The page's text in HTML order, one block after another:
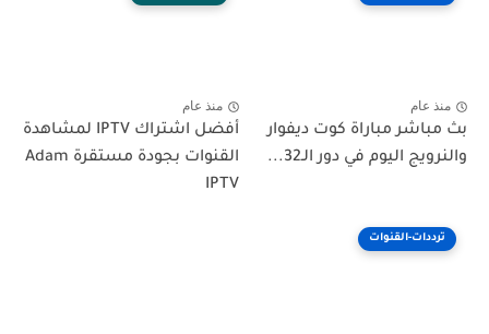
منذ عام
بث مباشر مباراة كوت ديفوار
والنرويج اليوم في دور الـ32...
منذ عام
أفضل اشتراك IPTV لمشاهدة
القنوات بجودة مستقرة Adam
IPTV
ترددات-القنوات